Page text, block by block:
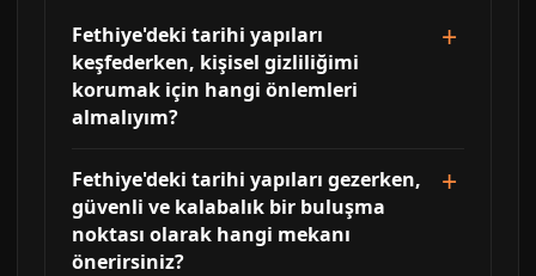
Fethiye'deki tarihi yapıları
keşfederken, kişisel gizliliğimi
korumak için hangi önlemleri
almalıyım?
Fethiye'deki tarihi yapıları gezerken,
güvenli ve kalabalık bir buluşma
noktası olarak hangi mekanı
önerirsiniz?